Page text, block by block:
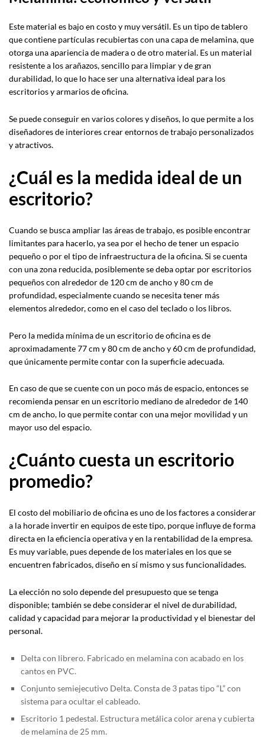
Este material es bajo en costo y muy versátil. Es un tipo de tablero
que contiene partículas recubiertas con una capa de melamina, que
otorga una apariencia de madera o de otro material. Es un material
resistente a los arañazos, sencillo para limpiar y de gran
durabilidad, lo que lo hace ser una alternativa ideal para los
escritorios y armarios de oficina.
Se puede conseguir en varios colores y diseños, lo que permite a los
diseñadores de interiores crear entornos de trabajo personalizados
y atractivos.
¿Cuál es la medida ideal de un
escritorio?
Cuando se busca ampliar las áreas de trabajo, es posible encontrar
limitantes para hacerlo, ya sea por el hecho de tener un espacio
pequeño o por el tipo de infraestructura de la oficina. Si se cuenta
con una zona reducida, posiblemente se deba optar por escritorios
pequeños con alrededor de 120 cm de ancho y 80 cm de
profundidad, especialmente cuando se necesita tener más
elementos alrededor, como en el caso del teclado o los libros.
Pero la medida mínima de un escritorio de oficina es de
aproximadamente 77 cm y 80 cm de ancho y 60 cm de profundidad,
que únicamente permite contar con la superficie adecuada.
En caso de que se cuente con un poco más de espacio, entonces se
recomienda pensar en un escritorio mediano de alrededor de 140
cm de ancho, lo que permite contar con una mejor movilidad y un
mayor uso del espacio.
¿Cuánto cuesta un escritorio
promedio?
El costo del mobiliario de oficina es uno de los factores a considerar
a la horade invertir en equipos de este tipo, porque influye de forma
directa en la eficiencia operativa y en la rentabilidad de la empresa.
Es muy variable, pues depende de los materiales en los que se
encuentren fabricados, diseño en sí mismo y sus funcionalidades.
La elección no solo depende del presupuesto que se tenga
disponible; también se debe considerar el nivel de durabilidad,
calidad y capacidad para mejorar la productividad y el bienestar del
personal.
Delta con librero. Fabricado en melamina con acabado en los
cantos en PVC.
Conjunto semiejecutivo Delta. Consta de 3 patas tipo “L” con
sistema para ocultar el cableado.
Escritorio 1 pedestal. Estructura metálica color arena y cubierta
de melamina de 25 mm.